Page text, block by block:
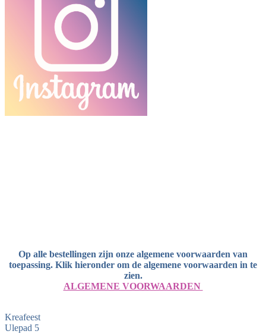
Op alle bestellingen zijn onze algemene voorwaarden van
toepassing. Klik hieronder om de algemene voorwaarden in te
zien.
ALGEMENE VOORWAARDEN
Kreafeest
Ulepad 5